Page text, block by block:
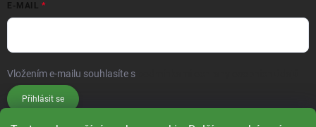
E-MAIL
Vložením e-mailu souhlasíte s
Přihlásit se